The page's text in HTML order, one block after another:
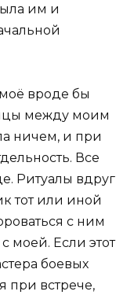
им и
вроде бы
между моим
ничем, и при
Все
Ритуалы вдруг
тот или иной
с ним
моей. Если этот
боевых
при встрече,